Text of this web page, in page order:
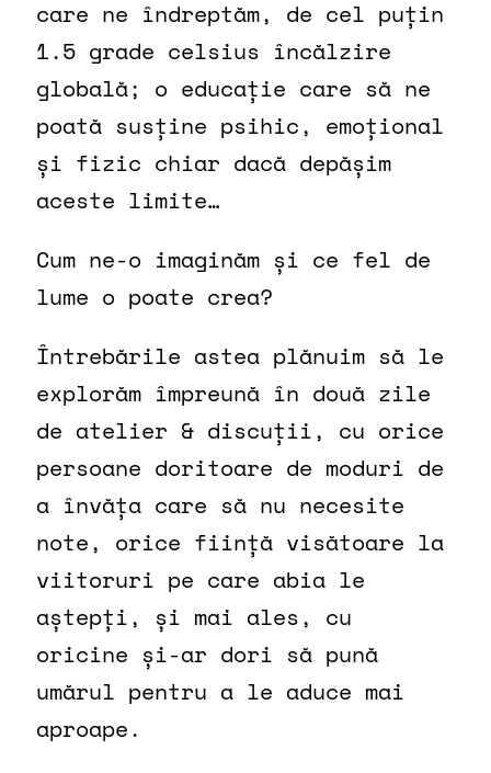
care ne îndreptăm, de cel puțin
1.5 grade celsius încălzire
globală; o educație care să ne
poată susține psihic, emoțional
și fizic chiar dacă depășim
aceste limite…
Cum ne-o imaginăm și ce fel de
lume o poate crea?
Întrebările astea plănuim să le
explorăm împreună în două zile
de atelier & discuții, cu orice
persoane doritoare de moduri de
a învăța care să nu necesite
note, orice ființă visătoare la
viitoruri pe care abia le
aștepți, și mai ales, cu
oricine și-ar dori să pună
umărul pentru a le aduce mai
aproape.